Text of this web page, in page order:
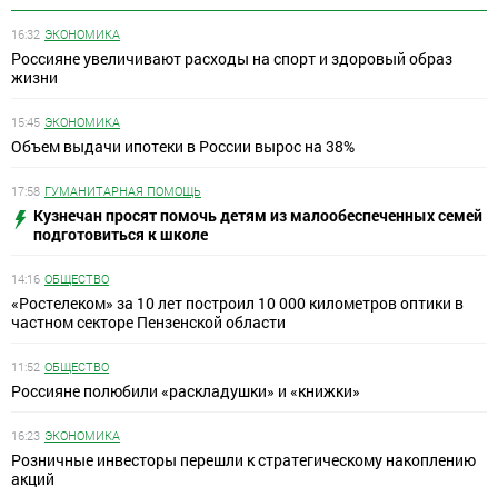
16:32 ЭКОНОМИКА
Россияне увеличивают расходы на спорт и здоровый образ
жизни
15:45 ЭКОНОМИКА
Объем выдачи ипотеки в России вырос на 38%
17:58 ГУМАНИТАРНАЯ ПОМОЩЬ
Кузнечан просят помочь детям из малообеспеченных семей
подготовиться к школе
14:16 ОБЩЕСТВО
«Ростелеком» за 10 лет построил 10 000 километров оптики в
частном секторе Пензенской области
11:52 ОБЩЕСТВО
Россияне полюбили «раскладушки» и «книжки»
16:23 ЭКОНОМИКА
Розничные инвесторы перешли к стратегическому накоплению
акций